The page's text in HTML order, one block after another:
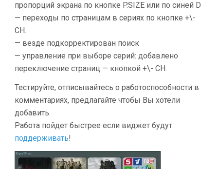
пропорций экрана по кнопке P.SIZE или по синей D
— переходы по страницам в сериях по кнопке +\-
CH.
— везде подкорректирован поиск
— управление при выборе серий: добавлено
переключение страниц — кнопкой +\- СН.
Тестируйте, отписывайтесь о работоспособности в
комментариях, предлагайте чтобы Вы хотели
добавить.
Работа пойдет быстрее если виджет будут
поддерживать!